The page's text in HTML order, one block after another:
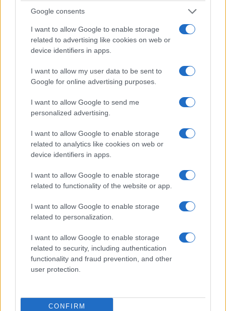
Google consents
I want to allow Google to enable storage
related to advertising like cookies on web or
device identifiers in apps.
I want to allow my user data to be sent to
Google for online advertising purposes.
I want to allow Google to send me
personalized advertising.
I want to allow Google to enable storage
related to analytics like cookies on web or
device identifiers in apps.
I want to allow Google to enable storage
related to functionality of the website or app.
I want to allow Google to enable storage
related to personalization.
I want to allow Google to enable storage
related to security, including authentication
functionality and fraud prevention, and other
user protection.
CONFIRM
ΚΟΣΜΟΣ
Χιροσίμα: 81 χρόνια από την πρώτη ατομική
6/08/2026 - 1:11μμ
Βερολίνο μετά τον εντοπισμό drone με εκρηκτικά